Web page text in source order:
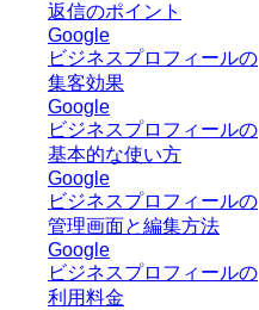
返信のポイント
Google
ビジネスプロフィールの
集客効果
Google
ビジネスプロフィールの
基本的な使い方
Google
ビジネスプロフィールの
管理画面と編集方法
Google
ビジネスプロフィールの
利用料金